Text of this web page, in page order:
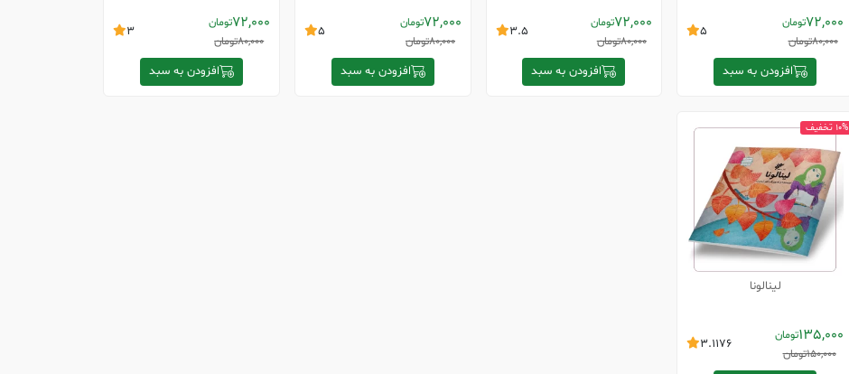
72,000تومان
80,000تومان
5
افزودن به سبد
72,000تومان
80,000تومان
3.5
افزودن به سبد
72,000تومان
80,000تومان
5
افزودن به سبد
72,000تومان
80,000تومان
3
افزودن به سبد
لینالونا
135,000تومان
150,000تومان
3.1176
10% تخفیف